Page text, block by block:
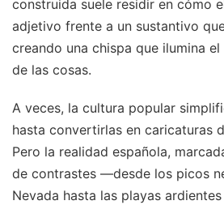
construida suele residir en cómo
adjetivo frente a un sustantivo
creando una chispa que ilumina
de las cosas.
A veces, la cultura popular
hasta convertirlas en caricaturas
Pero la realidad española,
de contrastes —desde los picos
Nevada hasta las playas